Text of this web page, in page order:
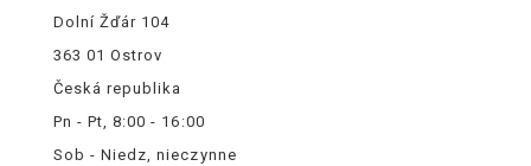
Dolní Žďár 104
363 01 Ostrov
Česká republika
Pn - Pt, 8:00 - 16:00
Sob - Niedz, nieczynne